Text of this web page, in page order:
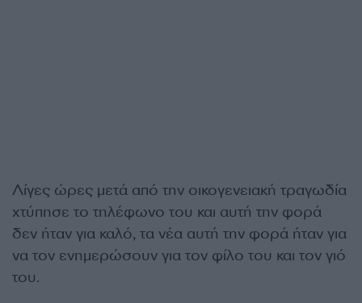
Λίγες ώρες μετά από την οικογενειακή τραγωδία
χτύπησε το τηλέφωνο του και αυτή την φορά
δεν ήταν για καλό, τα νέα αυτή την φορά ήταν για
να τον ενημερώσουν για τον φίλο του και τον γιό
του.